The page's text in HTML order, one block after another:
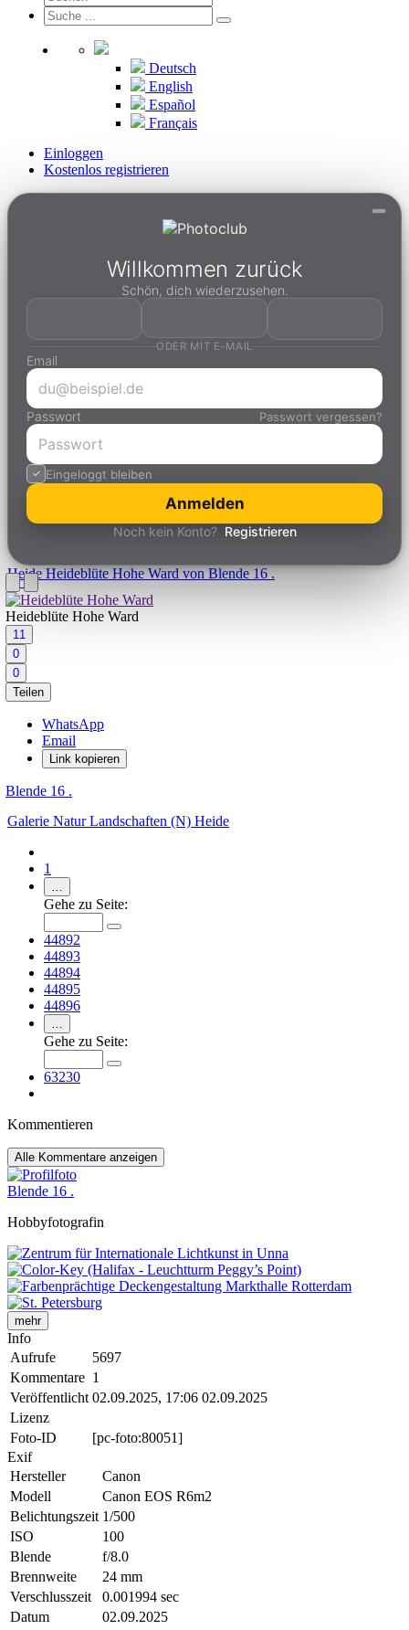
Deutsch
English
Español
Français
Einloggen
Kostenlos registrieren
Willkommen zurück
Schön, dich wiederzusehen.
ODER MIT E-MAIL
Email
Passwort Passwort vergessen?
Eingeloggt bleiben
Anmelden
Noch kein Konto? Registrieren
HeideHeideblüte Hohe Ward von Blende 16 .
Heideblüte Hohe Ward
11
0
0
Teilen
WhatsApp
Email
Link kopieren
Blende 16 .
Galerie NaturLandschaften (N) Heide
1
…
Gehe zu Seite:
44892
44893
44894
44895
44896
…
Gehe zu Seite:
63230
Kommentieren
Alle Kommentare anzeigen
Blende 16 .
Hobbyfotografin
mehr
Info
Aufrufe
5697
Kommentare 1
Veröffentlicht 02.09.2025, 17:06 02.09.2025
Lizenz
Foto-ID
[pc-foto:80051]
Exif
Hersteller
Canon
Modell
Canon EOS R6m2
Belichtungszeit 1/500
ISO
100
Blende
f/8.0
Brennweite
24 mm
Verschlusszeit
0.001994 sec
Datum
02.09.2025